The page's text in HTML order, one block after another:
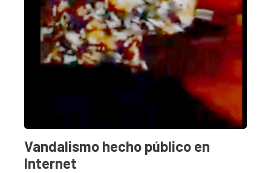
Fúnebres
Empresa
Vandalismo hecho público en
Internet